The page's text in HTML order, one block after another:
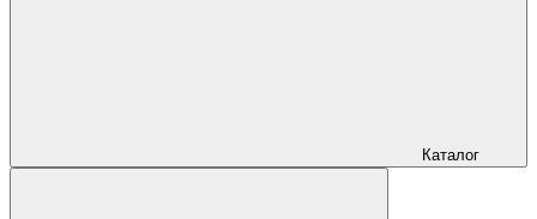
Каталог